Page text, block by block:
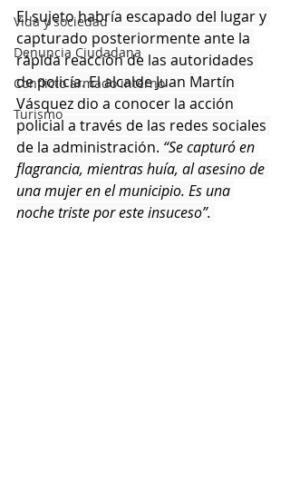
Vida y sociedad
Denuncia Ciudadana
Conflicto armado interno
Turismo
El sujeto habría escapado del lugar y
capturado posteriormente ante la
rápida reacción de las autoridades
de policía. El alcalde Juan Martín
Vásquez dio a conocer la acción
policial a través de las redes sociales
de la administración. “Se capturó en
flagrancia, mientras huía, al asesino de
una mujer en el municipio. Es una
noche triste por este insuceso”.